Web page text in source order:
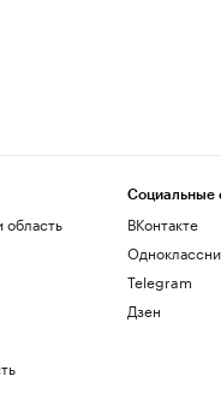
область
Социальные
ВКонтакте
Telegram
Дзен